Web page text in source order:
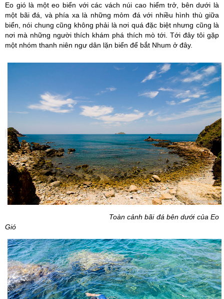
Eo gió là một eo biển với các vách núi cao hiểm trở, bên dưới là
một bãi đá, và phía xa là những mỏm đá với nhiều hình thù giữa
biển, nói chung cũng không phải là nơi quá đặc biệt nhưng cũng là
nơi mà những người thích khám phá thích mò tới. Tới đây tôi gặp
một nhóm thanh niên ngư dân lặn biển để bắt Nhum ở đây.
Toàn cảnh bãi đá bên dưới của Eo
Gió